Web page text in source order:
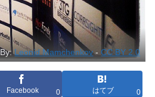
By:Leonid Mamchenkov-CC BY 2.0
Facebook 0 はてブ 0